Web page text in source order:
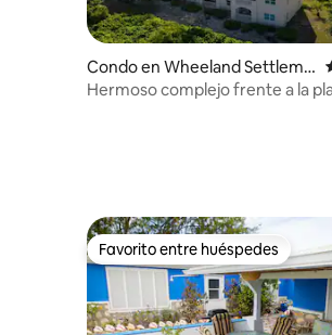
Condo en Wheeland Settleme
nt
Hermoso complejo frente a la
Favorito entre huéspedes
Favorito entre huéspedes